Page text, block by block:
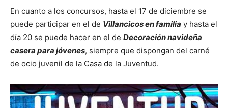
En cuanto a los concursos, hasta el 17 de diciembre se
puede participar en el de Villancicos en familia y hasta el
día 20 se puede hacer en el de Decoración navideña
casera para jóvenes, siempre que dispongan del carné
de ocio juvenil de la Casa de la Juventud.